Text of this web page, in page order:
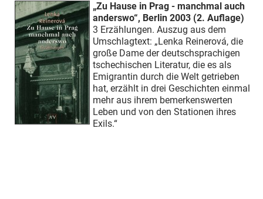
„Zu Hause in Prag - manchmal auch
anderswo“, Berlin 2003 (2. Auflage)
3 Erzählungen. Auszug aus dem
Umschlagtext: „Lenka Reinerová, die
große Dame der deutschsprachigen
tschechischen Literatur, die es als
Emigrantin durch die Welt getrieben
hat, erzählt in drei Geschichten einmal
mehr aus ihrem bemerkenswerten
Leben und von den Stationen ihres
Exils.“